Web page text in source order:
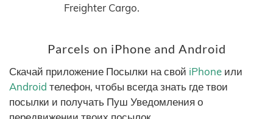
Freighter Cargo.
Parcels on iPhone and Android
Скачай приложение Посылки на свой iPhone или
Android телефон, чтобы всегда знать где твои
посылки и получать Пуш Уведомления о